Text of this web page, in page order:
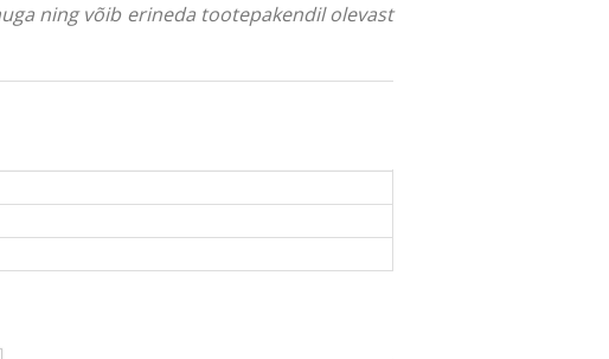
ning võib erineda tootepakendil olevast